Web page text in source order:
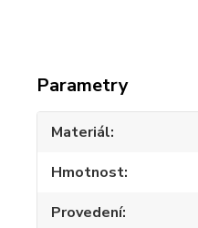
Parametry
Materiál
Hmotnost
Provedení